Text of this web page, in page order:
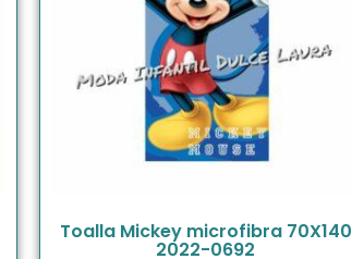
Toalla Mickey microfibra 70X140
2022-0692